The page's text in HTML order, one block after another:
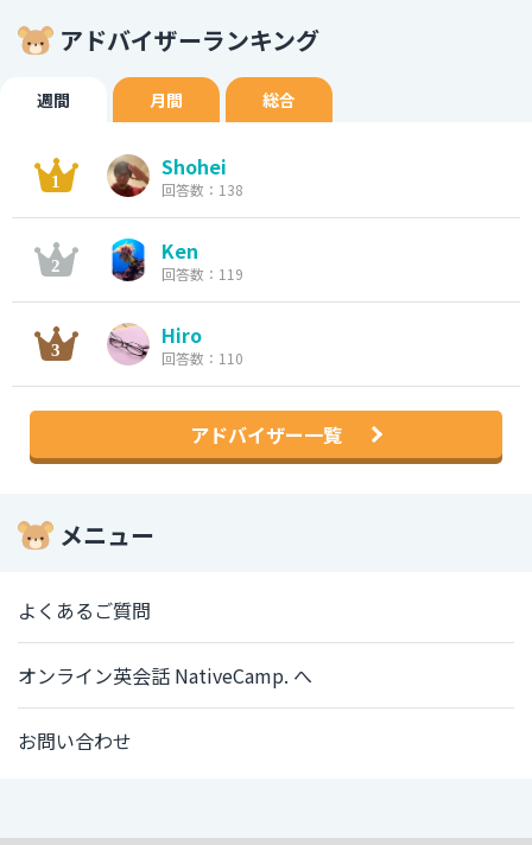
アドバイザーランキング
週間 月間 総合
Shohei
回答数：138
Ken
回答数：119
Hiro
回答数：110
アドバイザー一覧
メニュー
よくあるご質問
オンライン英会話 NativeCamp. へ
お問い合わせ